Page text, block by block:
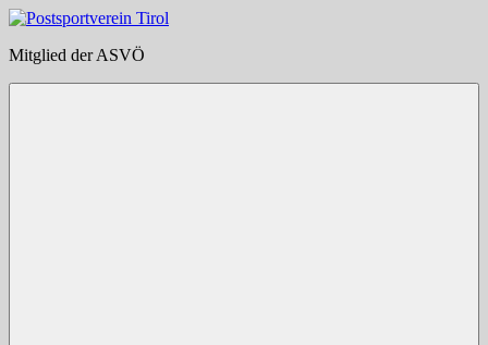
Zum
springen
Postsportverein
Mitglied der ASVÖ